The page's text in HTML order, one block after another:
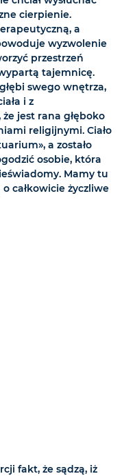
cierpienie.
a
wyzwolenie
przestrzeń
tajemnicę.
swego wnętrza,
i z
jest rana głęboko
religijnymi. Ciało
a zostało
osobie, która
Mamy tu
całkowicie życzliwe
fakt, że sądzą, iż